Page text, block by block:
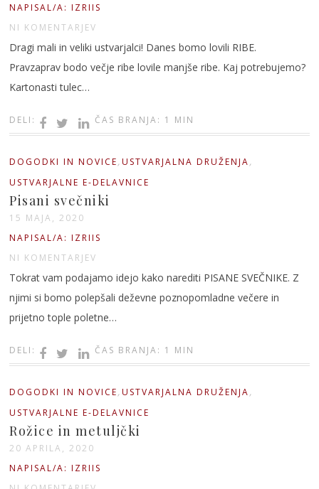
NAPISAL/A: IZRIIS
NI KOMENTARJEV
Dragi mali in veliki ustvarjalci! Danes bomo lovili RIBE.
Pravzaprav bodo večje ribe lovile manjše ribe. Kaj potrebujemo?
Kartonasti tulec…
DELI: ČAS BRANJA: 1 MIN
DOGODKI IN NOVICE ,USTVARJALNA DRUŽENJA
USTVARJALNE E-DELAVNICE
Pisani svečniki
15 MAJA, 2020
NAPISAL/A: IZRIIS
NI KOMENTARJEV
Tokrat vam podajamo idejo kako narediti PISANE SVEČNIKE. Z
njimi si bomo polepšali deževne poznopomladne večere in
prijetno tople poletne…
DELI: ČAS BRANJA: 1 MIN
DOGODKI IN NOVICE ,USTVARJALNA DRUŽENJA
USTVARJALNE E-DELAVNICE
Rožice in metuljčki
20 APRILA, 2020
NAPISAL/A: IZRIIS